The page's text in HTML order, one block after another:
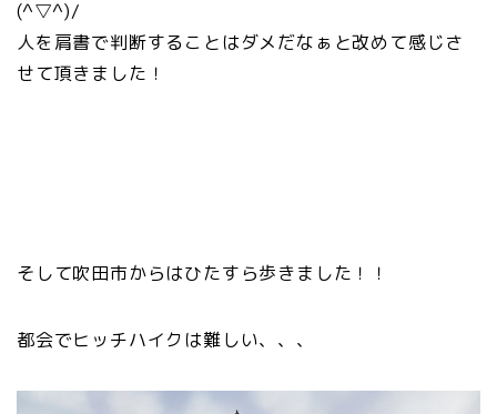
(^▽^)/
人を肩書で判断することはダメだなぁと改めて感じさ
せて頂きました！
そして吹田市からはひたすら歩きました！！
都会でヒッチハイクは難しい、、、